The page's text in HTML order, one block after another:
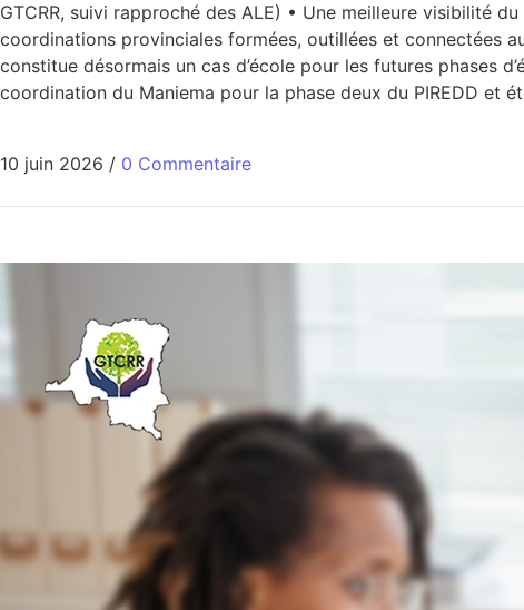
GTCRR, suivi rapproché des ALE) • Une meilleure visibilité
coordinations provinciales formées, outillées et connectées
constitue désormais un cas d’école pour les futures phases
coordination du Maniema pour la phase deux du PIREDD
10 juin 2026 / 0 Commentaire